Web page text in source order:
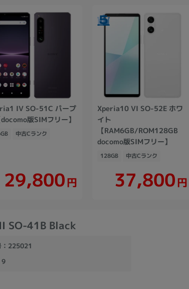
IV SO-51C パープ
版SIMフリー】
中古Cランク
29,800円
Xperia10 VI SO-52E ホワ
イト
【RAM6GB/ROM128GB
docomo版SIMフリー】
128GB 中古Cランク
37,800円
SO-41B Black
：225021
9